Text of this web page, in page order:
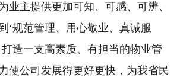
业主提供更加可知、可感、可辨、
‘规范管理、用心敬业、真诚服
造一支高素质、有担当的物业管
使公司发展得更好更快，为我省民